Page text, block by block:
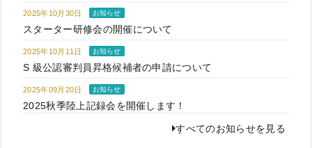
2025年10月30日 お知らせ
スターター研修会の開催について
2025年10月11日 お知らせ
S 級公認審判員昇格候補者の申請について
2025年09月20日 お知らせ
2025秋季陸上記録会を開催します！
すべてのお知らせを見る